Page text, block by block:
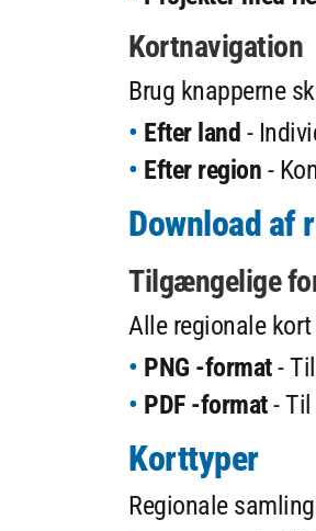
Kortnavigation
Brug knapperne
Efter land -
Efter region -
Download af
Tilgængelige
Alle regionale
PNG -format-
PDF -format- Til
Korttyper
Regionale